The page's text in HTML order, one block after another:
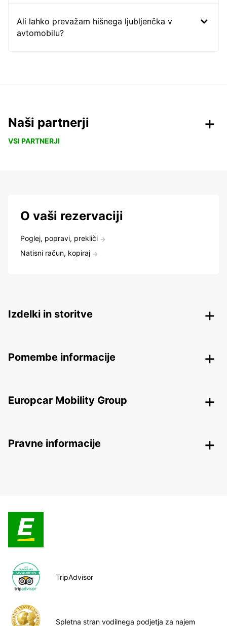
Ali lahko prevažam hišnega ljubljenčka v
avtomobilu?
Naši partnerji
VSI PARTNERJI
O vaši rezervaciji
Poglej, popravi, prekliči
Natisni račun, kopiraj
Izdelki in storitve
Pomembe informacije
Europcar Mobility Group
Pravne informacije
TripAdvisor
Spletna stran vodilnega podjetja za najem